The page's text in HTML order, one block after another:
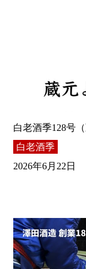
白老酒季128号
白老酒季
2026年6月22日